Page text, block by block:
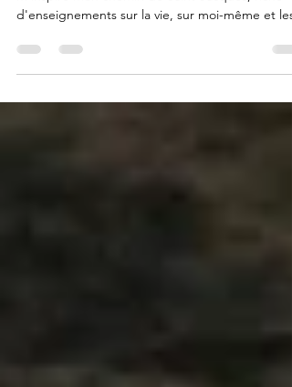
vidéos de développement personnel, que
d'enseignements sur la vie, sur moi-même et les
autres